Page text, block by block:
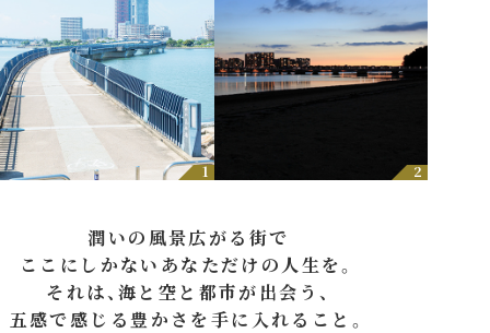
1 2
潤いの風景広がる街で
ここにしかないあなただけの人生を。
それは、海と空と都市が出会う、
五感で感じる豊かさを手に入れること。